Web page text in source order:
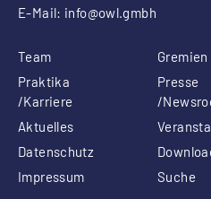
E-Mail: info@owl.gmbh
Team
Gremien
Praktika
/Karriere
Presse
/
Aktuelles
Datenschutz
Impressum
Suche